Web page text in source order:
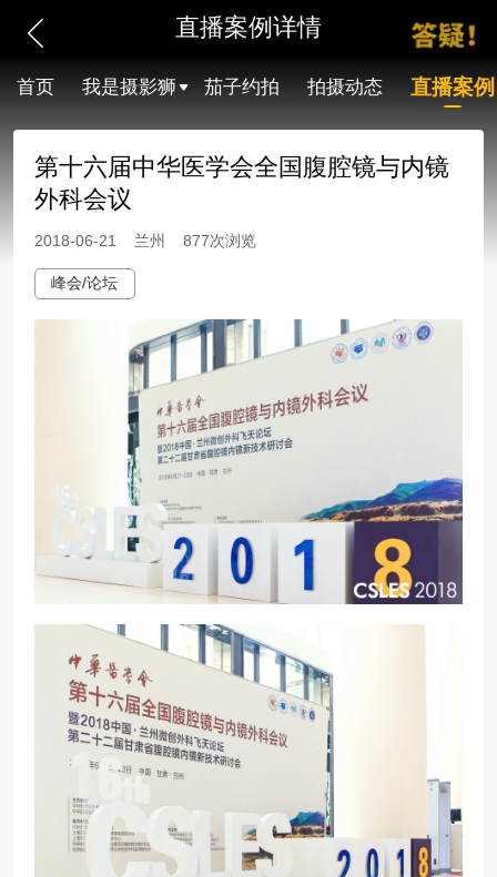
直播案例详情
首页 我是摄影狮 茄子约拍 拍摄动态 直播案例
第十六届中华医学会全国腹腔镜与内镜
外科会议
2018-06-21 兰州 877次浏览
峰会/论坛